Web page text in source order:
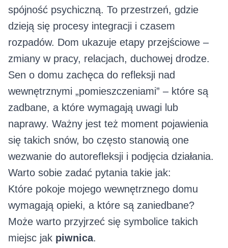
spójność psychiczną. To przestrzeń, gdzie
dzieją się procesy integracji i czasem
rozpadów. Dom ukazuje etapy przejściowe –
zmiany w pracy, relacjach, duchowej drodze.
Sen o domu zachęca do refleksji nad
wewnętrznymi „pomieszczeniami” – które są
zadbane, a które wymagają uwagi lub
naprawy. Ważny jest też moment pojawienia
się takich snów, bo często stanowią one
wezwanie do autorefleksji i podjęcia działania.
Warto sobie zadać pytania takie jak:
Które pokoje mojego wewnętrznego domu
wymagają opieki, a które są zaniedbane?
Może warto przyjrzeć się symbolice takich
miejsc jak piwnica.